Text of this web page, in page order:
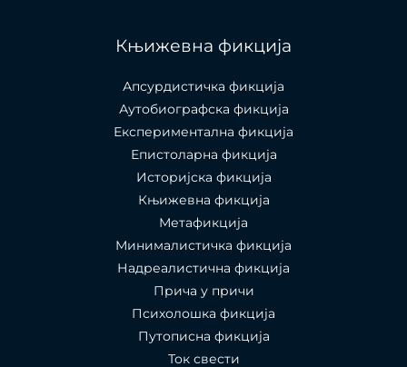
Књижевна фикција
Апсурдистичка фикција
Аутобиографска фикција
Експериментална фикција
Епистоларна фикција
Историјска фикција
Књижевна фикција
Метафикција
Минималистичка фикција
Надреалистична фикција
Прича у причи
Психолошкa фикција
Путописна фикција
Ток свести